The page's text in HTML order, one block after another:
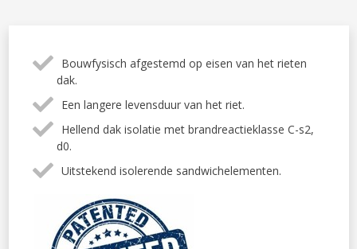
Bouwfysisch afgestemd op eisen van het rieten
dak.
Een langere levensduur van het riet.
Hellend dak isolatie met brandreactieklasse C-s2,
d0.
Uitstekend isolerende sandwichelementen.